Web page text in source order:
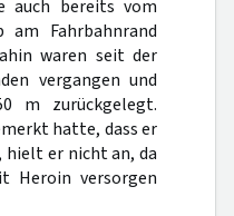
auch bereits vom
am Fahrbahnrand
waren seit der
vergangen und
m zurückgelegt.
hatte, dass er
hielt er nicht an, da
Heroin versorgen